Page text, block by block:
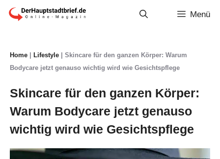
Zum
Menü
Home Lifestyle
Skincare für den ganzen Körper: Warum
Bodycare jetzt genauso wichtig wird wie Gesichtspflege
Skincare für den ganzen Körper:
Warum Bodycare jetzt genauso
wichtig wird wie Gesichtspflege